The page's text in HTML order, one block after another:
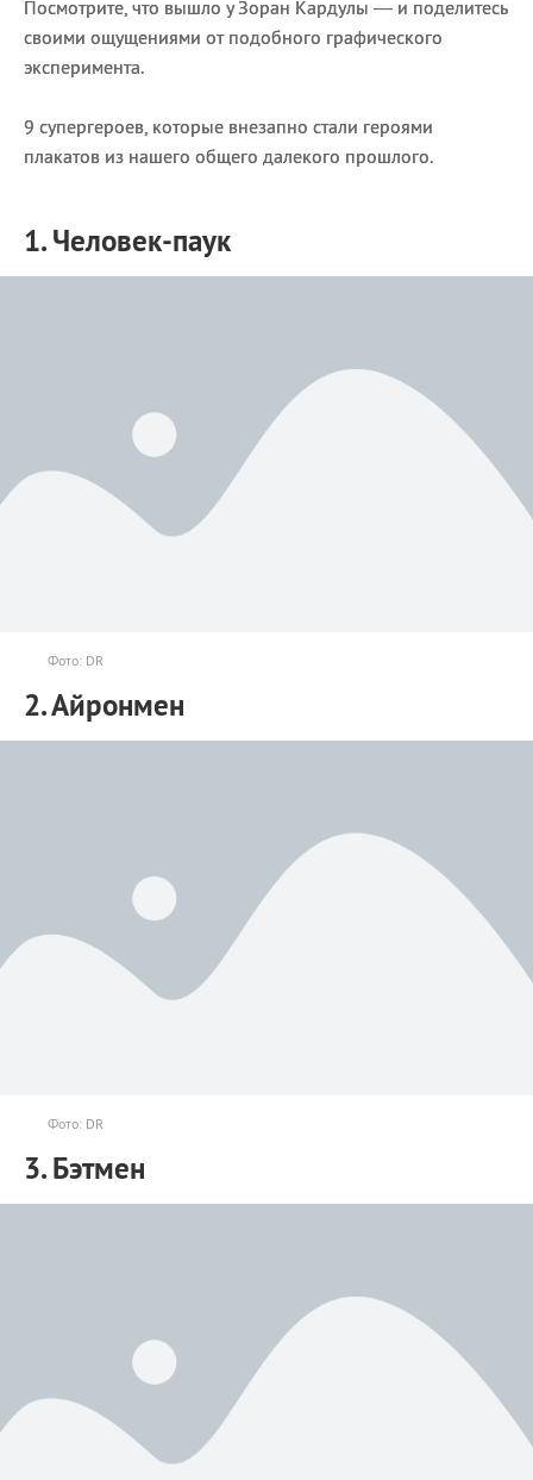
Посмотрите, что вышло у Зоран Кардулы — и поделитесь
своими ощущениями от подобного графического
эксперимента.
9 супергероев, которые внезапно стали героями
плакатов из нашего общего далекого прошлого.
1. Человек-паук
Фото: DR
2. Айронмен
Фото: DR
3. Бэтмен